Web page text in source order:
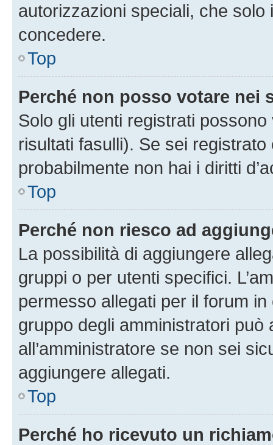
autorizzazioni speciali, che solo
concedere.
Top
Perché non posso votare nei
Solo gli utenti registrati
risultati fasulli). Se sei
probabilmente non hai i diritti
Top
Perché non riesco ad
La possibilità di aggiungere
gruppi o per utenti specifici.
permesso allegati per il forum
gruppo degli amministratori può
all’amministratore se non sei
aggiungere allegati.
Top
Perché ho ricevuto un